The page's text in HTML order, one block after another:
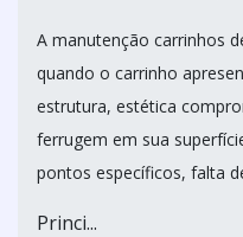
A manutenção carrinhos
quando o carrinho
estrutura, estética
ferrugem em sua
pontos específicos, falta
Princi...